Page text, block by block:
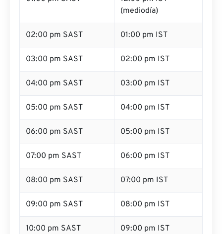
(mediodía)
02:00 pm SAST 01:00 pm IST
03:00 pm SAST 02:00 pm IST
04:00 pm SAST 03:00 pm IST
05:00 pm SAST 04:00 pm IST
06:00 pm SAST 05:00 pm IST
07:00 pm SAST 06:00 pm IST
08:00 pm SAST 07:00 pm IST
09:00 pm SAST 08:00 pm IST
10:00 pm SAST 09:00 pm IST